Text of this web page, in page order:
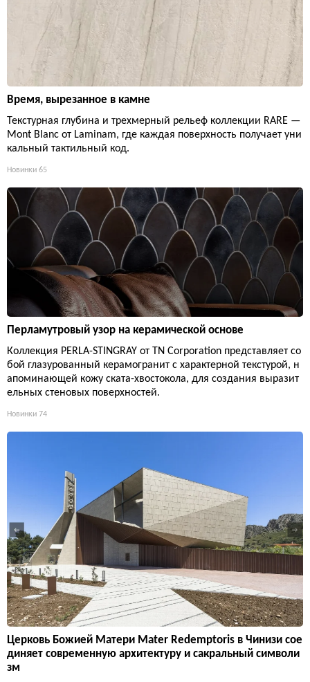
Время, вырезанное в камне
Текстурная глубина и трехмерный рельеф коллекции RARE —
Mont Blanc от Laminam, где каждая поверхность получает уни
кальный тактильный код.
Новинки 65
Перламутровый узор на керамической основе
Коллекция PERLA-STINGRAY от TN Corporation представляет со
бой глазурованный керамогранит с характерной текстурой, н
апоминающей кожу ската-хвостокола, для создания выразит
ельных стеновых поверхностей.
Новинки 74
Церковь Божией Матери Mater Redemptoris в Чинизи сое
диняет современную архитектуру и сакральный символи
зм